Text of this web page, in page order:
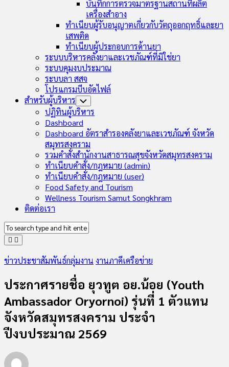
Menu
บันทึกการตรวจมาตรฐานสถานที่ผลิต
เครื่องสำอาง
ทำเนียบผู้รับอนุญาตเกี่ยวกับวัตถุออกฤทธิ์และยา
เสพติด
ทำเนียบผู้ประกอบการด้านยา
ระบบบริหารคลังยาและเวชภัณฑ์ที่มิใช่ยา
ระบบคุมงบประมาณ
ระบบลา สสจ
โปรแกรมบีบอัดไฟล์
สำหรับผู้บริหาร Toggle
Child
Menu
ปฏิทินผู้บริหาร
Dashboard
Dashboard อัตราสำรองคลังยาและเวชภัณฑ์ จังหวัด
สมุทรสงคราม
รวมคำสั่งสำนักงานสาธารณสุขจังหวัดสมุทรสงคราม
ทำเนียบคำสั่ง/กฎหมาย (admin)
ทำเนียบคำสั่ง/กฎหมาย (user)
Food Safety and Tourism
Wellness Tourism Samut Songkhram
ติดต่อเรา
ข่าวประชาสัมพันธ์กลุ่มงาน งานภาคีเครือข่าย
ประกาศรายชื่อ ยุวทูต อย.น้อย (Youth
Ambassador Oryornoi) รุ่นที่ 1 ตัวแทน
จังหวัดสมุทรสงคราม ประจำ
ปีงบประมาณ 2569